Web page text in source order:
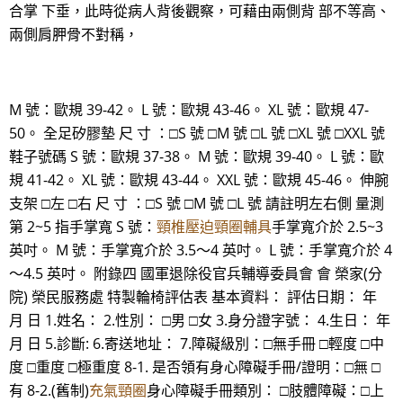
合掌 下垂，此時從病人背後觀察，可藉由兩側背 部不等高、
兩側肩胛骨不對稱，
M 號：歐規 39-42。 L 號：歐規 43-46。 XL 號：歐規 47-
50。 全足矽膠墊 尺 寸 ：□S 號 □M 號 □L 號 □XL 號 □XXL 號
鞋子號碼 S 號：歐規 37-38。 M 號：歐規 39-40。 L 號：歐
規 41-42。 XL 號：歐規 43-44。 XXL 號：歐規 45-46。 伸腕
支架 □左 □右 尺 寸 ：□S 號 □M 號 □L 號 請註明左右側 量測
第 2~5 指手掌寬 S 號： 頸椎壓迫頸圈輔具手掌寬介於 2.5~3
英吋。 M 號：手掌寬介於 3.5～4 英吋。 L 號：手掌寬介於 4
～4.5 英吋。 附錄四 國軍退除役官兵輔導委員會 會 榮家(分
院) 榮民服務處 特製輪椅評估表 基本資料： 評估日期： 年
月 日 1.姓名： 2.性別： □男 □女 3.身分證字號： 4.生日： 年
月 日 5.診斷: 6.寄送地址： 7.障礙級別：□無手冊 □輕度 □中
度 □重度 □極重度 8-1. 是否領有身心障礙手冊/證明：□無 □
有 8-2.(舊制)充氣頸圈身心障礙手冊類別： □肢體障礙：□上